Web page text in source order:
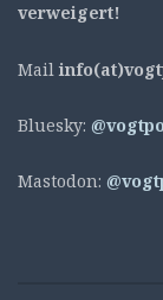
verweigert!
Mail
Bluesky:
Mastodon: